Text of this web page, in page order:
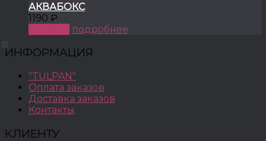
АКВАБОКС
1190 ₽
подробнее
ИНФОРМАЦИЯ
"TULPAN"
Оплата заказов
Доставка заказов
Контакты
КЛИЕНТУ